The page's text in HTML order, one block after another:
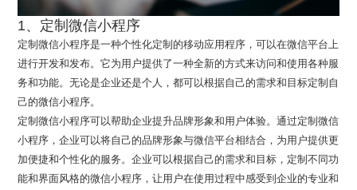
1、定制微信小程序
定制微信小程序是一种个性化定制的移动应用程序，可以在微信平台上
进行开发和发布。它为用户提供了一种全新的方式来访问和使用各种服
务和功能。无论是企业还是个人，都可以根据自己的需求和目标定制自
己的微信小程序。
定制微信小程序可以帮助企业提升品牌形象和用户体验。通过定制微信
小程序，企业可以将自己的品牌形象与微信平台相结合，为用户提供更
加便捷和个性化的服务。企业可以根据自己的需求和目标，定制不同功
能和界面风格的微信小程序，让用户在使用过程中感受到企业的专业和